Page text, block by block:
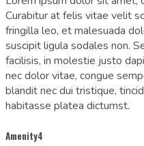
Curabitur at felis vitae velit
fringilla leo, et malesuada
suscipit ligula sodales non.
facilisis, in molestie justo
nec dolor vitae, congue
blandit nec dui tristique,
habitasse platea dictumst.
Amenity4